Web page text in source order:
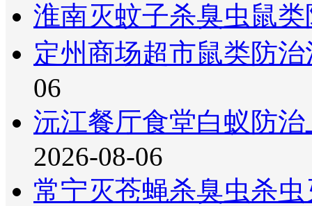
淮南灭蚊子杀臭虫鼠
定州商场超市鼠类防
06
沅江餐厅食堂白蚁防
2026-08-06
常宁灭苍蝇杀臭虫杀